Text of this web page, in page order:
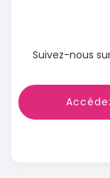
Suivez-nous